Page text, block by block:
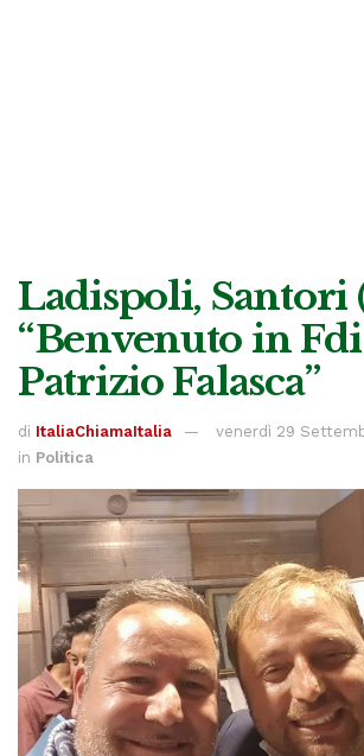
Ladispoli, Santori
“Benvenuto in
Patrizio Falasca”
di ItaliaChiamaItalia
venerdì 29
in Politica